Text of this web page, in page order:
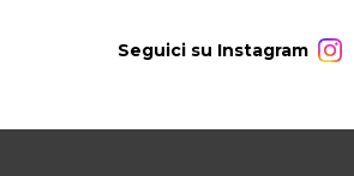
Seguici su Instagram